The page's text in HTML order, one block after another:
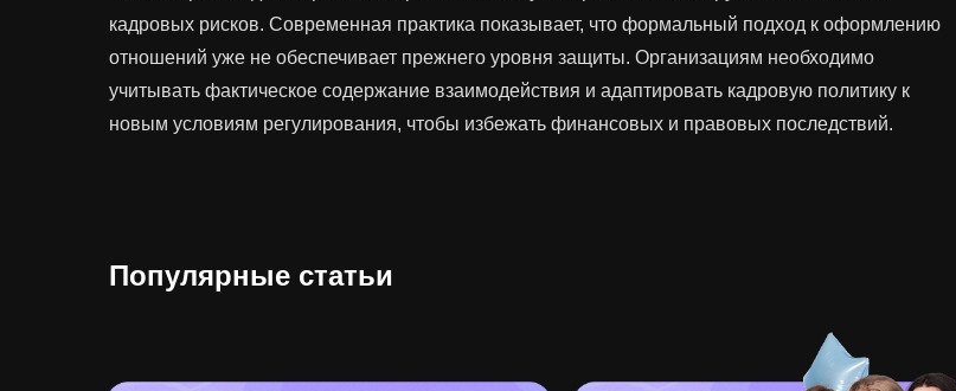
кадровых рисков. Современная практика показывает, что формальный подход к оформлению
отношений уже не обеспечивает прежнего уровня защиты. Организациям необходимо
учитывать фактическое содержание взаимодействия и адаптировать кадровую политику к
новым условиям регулирования, чтобы избежать финансовых и правовых последствий.
Популярные статьи